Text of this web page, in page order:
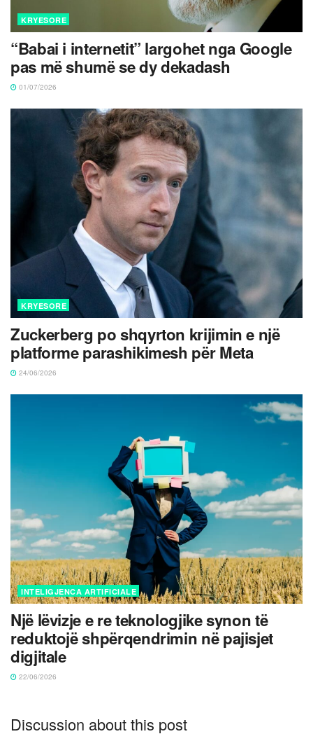
KRYESORE
“Babai i internetit” largohet nga Google
pas më shumë se dy dekadash
01/07/2026
KRYESORE
Zuckerberg po shqyrton krijimin e një
platforme parashikimesh për Meta
24/06/2026
INTELIGJENCA ARTIFICIALE
Një lëvizje e re teknologjike synon të
reduktojë shpërqendrimin në pajisjet
digjitale
22/06/2026
Discussion about this post